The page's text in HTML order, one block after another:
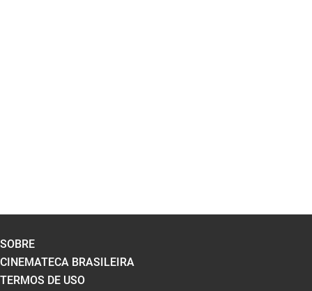
SOBRE
CINEMATECA BRASILEIRA
TERMOS DE USO